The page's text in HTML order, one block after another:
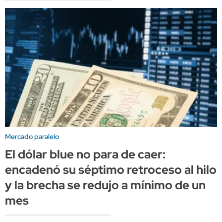
Mercado paralelo
El dólar blue no para de caer:
encadenó su séptimo retroceso al hilo
y la brecha se redujo a mínimo de un
mes